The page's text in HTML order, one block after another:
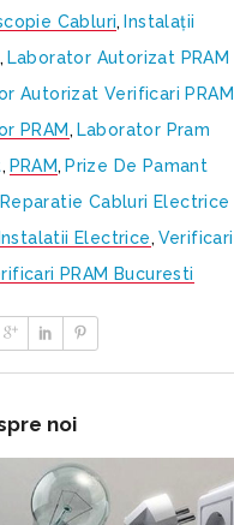
Cabluri, Instalații
, Laborator Autorizat PRAM
Autorizat Verificari PRAM
PRAM, Laborator Pram
, PRAM, Prize De Pamant
Reparatie Cabluri Electrice
Electrice, Verificari
PRAM Bucuresti
noi